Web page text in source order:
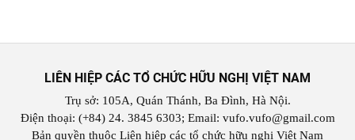
LIÊN HIỆP CÁC TỔ CHỨC HỮU NGHỊ VIỆT NAM
Trụ sở: 105A, Quán Thánh, Ba Đình, Hà Nội.
Điện thoại: (+84) 24. 3845 6303; Email: vufo.vufo@gmail.com
Bản quyền thuộc Liên hiệp các tổ chức hữu nghị Việt Nam